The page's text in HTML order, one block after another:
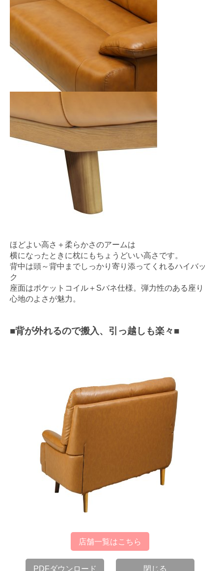
ほどよい高さ＋柔らかさのアームは
横になったときに枕にもちょうどいい高さです。
背中は頭～背中までしっかり寄り添ってくれるハイバッ
ク
座面はポケットコイル＋Sバネ仕様。弾力性のある座り
心地のよさが魅力。
■背が外れるので搬入、引っ越しも楽々■
店舗一覧はこちら
PDFダウンロード 閉じる